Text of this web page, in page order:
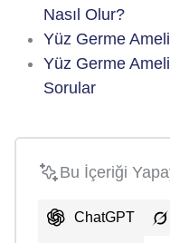
Nasıl Olur?
Yüz Germe
Yüz Germe
Sorular
Bu İçeriği
ChatGPT